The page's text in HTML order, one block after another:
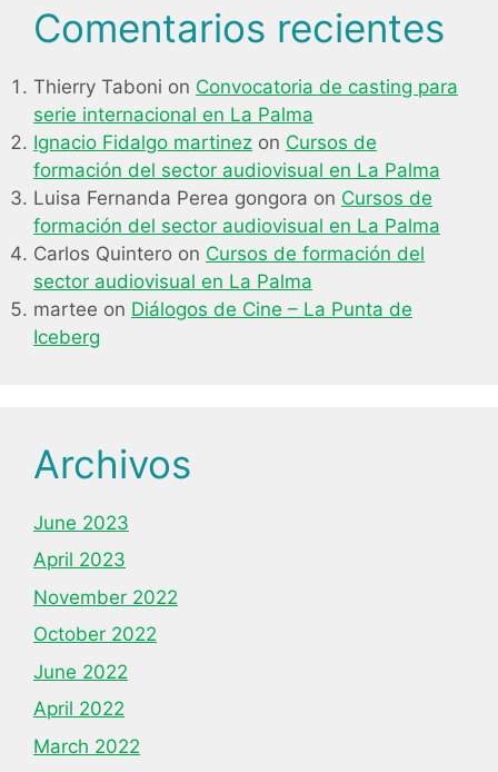
Comentarios recientes
Thierry Taboni on Convocatoria de casting para
serie internacional en La Palma
Ignacio Fidalgo martinez on Cursos de
formación del sector audiovisual en La Palma
Luisa Fernanda Perea gongora on Cursos de
formación del sector audiovisual en La Palma
Carlos Quintero on Cursos de formación del
sector audiovisual en La Palma
martee on Diálogos de Cine – La Punta de
Iceberg
Archivos
June 2023
April 2023
November 2022
October 2022
June 2022
April 2022
March 2022